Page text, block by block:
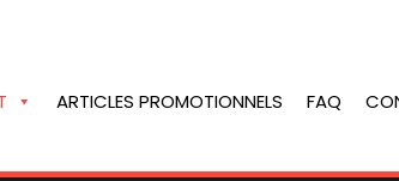
ARTICLES PROMOTIONNELS FAQ